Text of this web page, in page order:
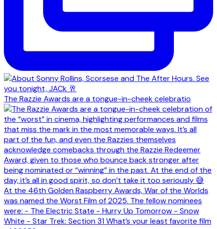
The Razzie Awards are a tongue-in-cheek celebratio